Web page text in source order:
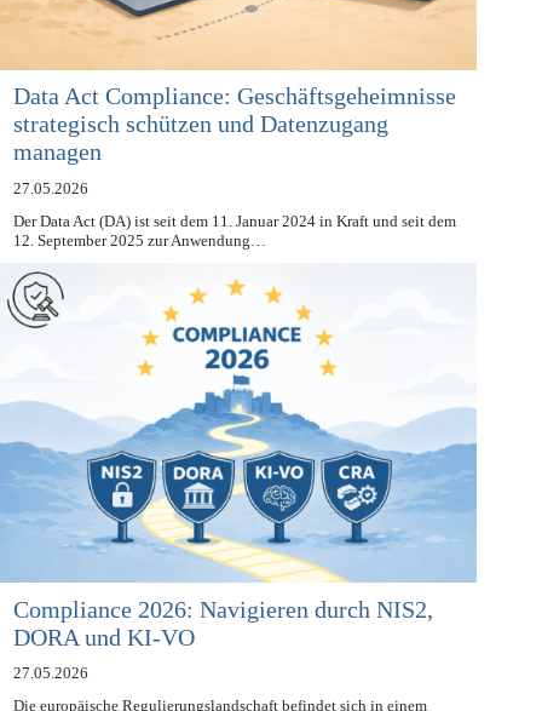
Data Act Compliance: Geschäftsgeheimnisse
strategisch schützen und Datenzugang
managen
27.05.2026
Der Data Act (DA) ist seit dem 11. Januar 2024 in Kraft und seit dem
12. September 2025 zur Anwendung…
Compliance 2026: Navigieren durch NIS2,
DORA und KI-VO
27.05.2026